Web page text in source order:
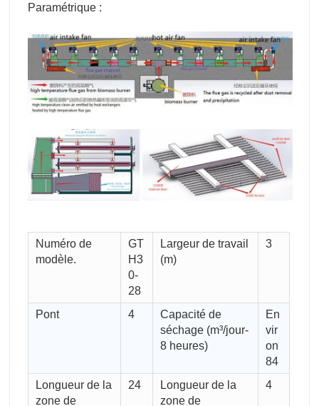
Paramétrique :
Numéro de
modèle.
GT
H3
0-
28
Largeur de travail
(m)
3
Pont 4
Capacité de
séchage (m³/jour-
8 heures)
En
vir
on
84
Longueur de la
zone de
24
Longueur de la
zone de
4